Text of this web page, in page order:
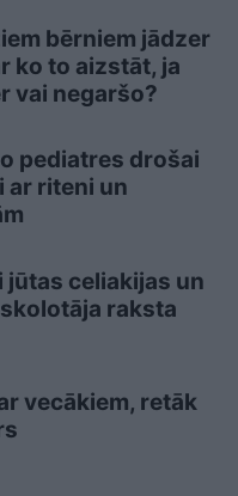
bērniem jādzer
ko to aizstāt, ja
vai negaršo?
pediatres drošai
ar riteni un
jūtas celiakijas un
raksta
vecākiem, retāk